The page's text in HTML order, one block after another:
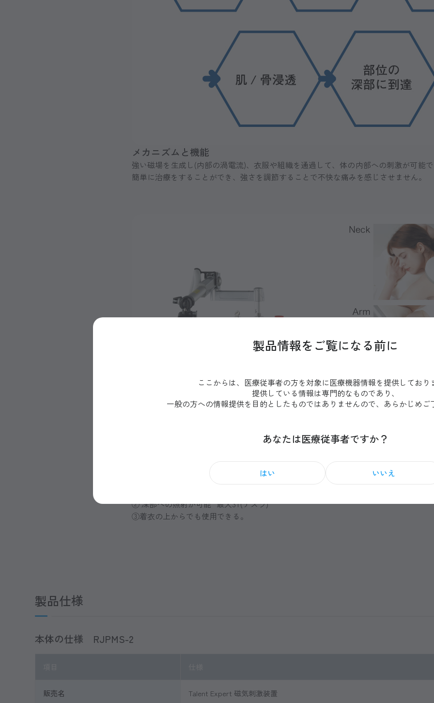
メカニズムと機能
強い磁場を生成し(内部の渦電流)、衣服や組織を通過して、体の内部への刺激が可能
簡単に治療をすることができ、強さを調節することで不快な痛みを感じさせません。
Talent Expertの利点
② 深部への照射が可能 “最大3T(テスラ)”
③着衣の上からでも使用できる。
製品仕様
本体の仕様 RJPMS-2
販売名 Talent Expert 磁気刺激装置
製品情報をご覧になる前に
ここからは、医療従事者の方を対象に医療機器情報を提供しており
提供している情報は専門的なものであり、
一般の方への情報提供を目的としたものではありませんので、あらかじめご
あなたは医療従事者ですか？
はい いいえ